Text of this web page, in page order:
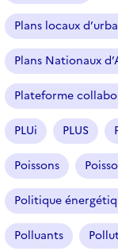
Plans locaux
Plans Nationaux
Plateforme
PLUi PLUS
Poissons
Politique
Polluants